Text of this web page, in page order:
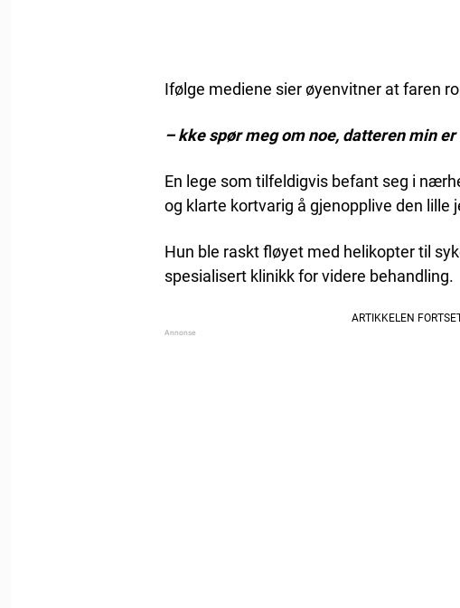
Ifølge mediene sier øyenvitner at faren
– kke spør meg om noe, datteren min er
En lege som tilfeldigvis befant seg i
og klarte kortvarig å gjenopplive den lille
Hun ble raskt fløyet med helikopter til
spesialisert klinikk for videre behandling.